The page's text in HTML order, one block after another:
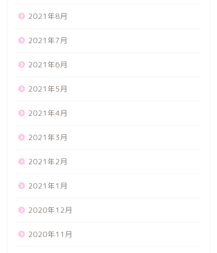
2021年8月
2021年7月
2021年6月
2021年5月
2021年4月
2021年3月
2021年2月
2021年1月
2020年12月
2020年11月